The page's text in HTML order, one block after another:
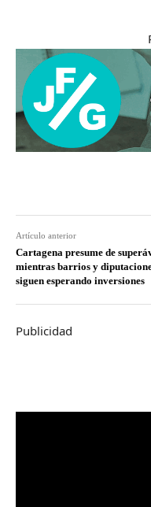
Artículo anterior
Cartagena presume de
mientras barrios y
siguen esperando inversiones
Publicidad